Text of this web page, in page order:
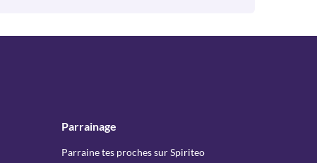
Parrainage
Parraine tes proches sur Spiriteo